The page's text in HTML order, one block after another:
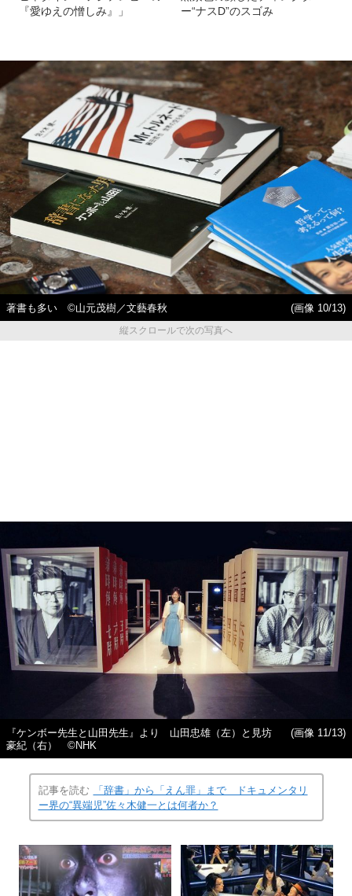
『愛ゆえの憎しみ』」
ー“ナスD”のスゴみ
著書も多い ©山元茂樹／文藝春秋
(画像 10/13)
縦スクロールで次の写真へ
『ケンボー先生と山田先生』より 山田忠雄（左）と見坊
豪紀（右） ©NHK
(画像 11/13)
記事を読む
「辞書」から「えん罪」まで ドキュメンタリ
ー界の“異端児”佐々木健一とは何者か？